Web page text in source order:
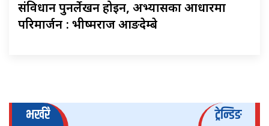
संविधान पुनर्लेखन होइन, अभ्यासका आधारमा
परिमार्जन : भीष्मराज आङदेम्बे
भर्खरै ट्रेन्डिङ